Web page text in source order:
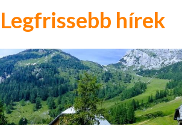
Legfrissebb hírek